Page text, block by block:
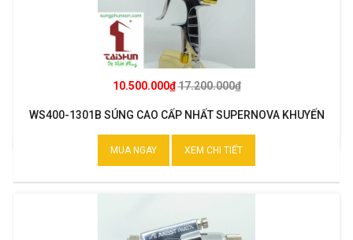
10.500.000₫17.200.000₫
WS400-1301B SÚNG CAO CẤP NHẤT SUPERNOVA KHUYẾN
MUA NGAY XEM CHI TIẾT